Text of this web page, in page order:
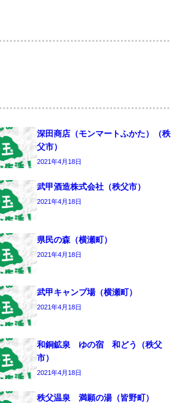
深田商店（モンマートふかた）（秩
父市）
2021年4月18日
武甲酒造株式会社（秩父市）
2021年4月18日
県民の森（横瀬町）
2021年4月18日
武甲キャンプ場（横瀬町）
2021年4月18日
和銅鉱泉 ゆの宿 和どう（秩父
市）
2021年4月18日
秩父温泉 満願の湯（皆野町）